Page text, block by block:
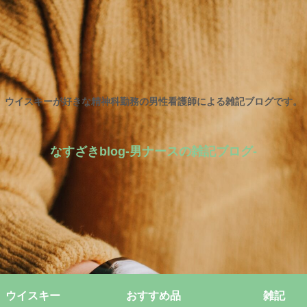
ウイスキーが好きな精神科勤務の男性看護師による雑記ブログです。
なすざきblog-男ナースの雑記ブログ-
ウイスキー おすすめ品 雑記